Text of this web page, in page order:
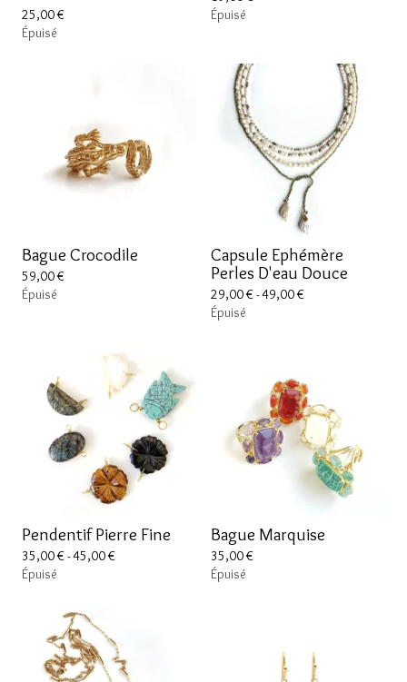
25,00€
Épuisé
Épuisé
Bague Crocodile
59,00€
Épuisé
Capsule Ephémère
Perles D'eau Douce
29,00€ - 49,00€
Épuisé
Pendentif Pierre Fine
35,00€ - 45,00€
Épuisé
Bague Marquise
35,00€
Épuisé